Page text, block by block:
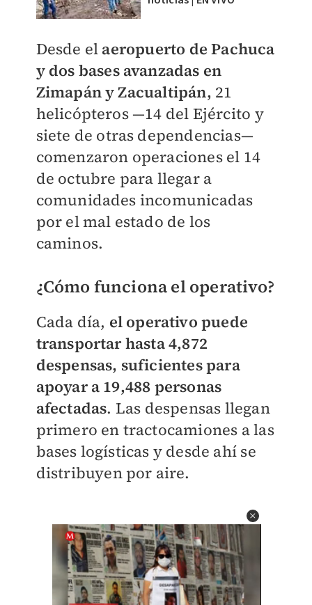
Desde el aeropuerto de Pachuca
y dos bases avanzadas en
Zimapán y Zacualtipán, 21
helicópteros —14 del Ejército y
siete de otras dependencias—
comenzaron operaciones el 14
de octubre para llegar a
comunidades incomunicadas
por el mal estado de los
caminos.
¿Cómo funciona el operativo?
Cada día, el operativo puede
transportar hasta 4,872
despensas, suficientes para
apoyar a 19,488 personas
afectadas. Las despensas llegan
primero en tractocamiones a las
bases logísticas y desde ahí se
distribuyen por aire.